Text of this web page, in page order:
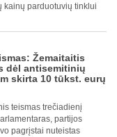
kainų parduotuvių tinklui
Žemaitaitis
dėl antisemitinių
skirta 10 tūkst. eurų
teismas trečiadienį
partijos
pagrįstai nuteistas